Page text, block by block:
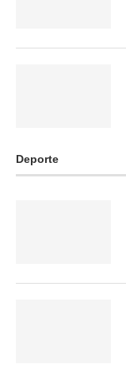
Deporte